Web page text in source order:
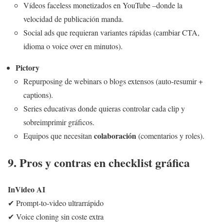
Vídeos faceless monetizados en YouTube –donde la
velocidad de publicación manda.
Social ads que requieran variantes rápidas (cambiar CTA,
idioma o voice over en minutos).
Pictory
Repurposing de webinars o blogs extensos (auto-resumir +
captions).
Series educativas donde quieras controlar cada clip y
sobreimprimir gráficos.
Equipos que necesitan colaboración(comentarios y roles).
9. Pros y contras en checklist gráfica
InVideo AI
✔ Prompt-to-video ultrarrápido
✔ Voice cloning sin coste extra